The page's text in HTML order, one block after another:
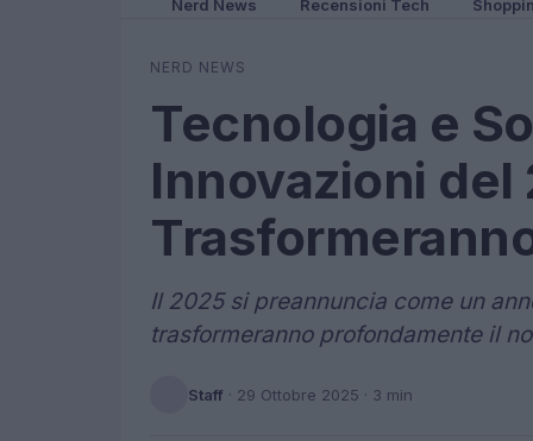
Nerd News Recensioni Tech
NERD NEWS
Tecnologia e
Innovazioni del
Il 2025 si preannuncia come un
trasformeranno profondamente il
Staff · 29 Ottobre 2025 · 3 min